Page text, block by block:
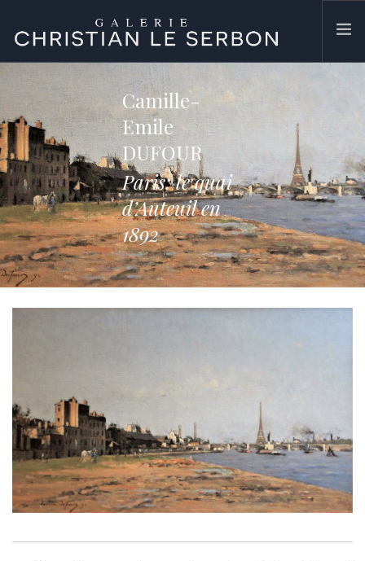
ACCUEIL
ŒUVRES
GALERIE
CONTACT
SEARCH SITE
Camille-
Emile
DUFOUR
Paris: le quai
d’Auteuil en
1892